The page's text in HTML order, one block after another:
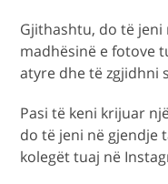
Gjithashtu, do të
madhësinë e fotove
atyre dhe të zgjidhni
Pasi të keni krijuar
do të jeni në gjendje
kolegët tuaj në